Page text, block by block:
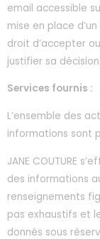
email accessible
mise en place d’un
droit d’accepter
justifier sa décision.
Services fournis :
L’ensemble des
informations sont
JANE COUTURE
des informations
renseignements
pas exhaustifs et
donnés sous